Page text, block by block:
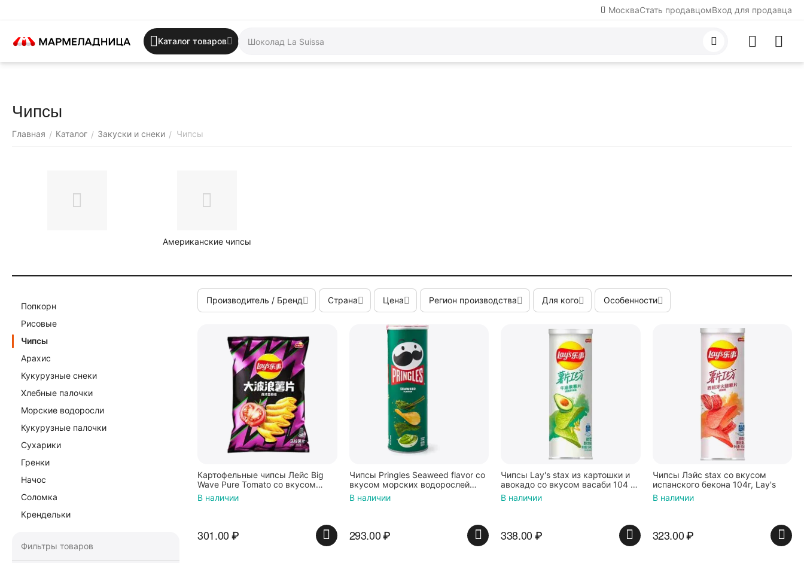
МоскваСтать продавцомВход для продавца
Каталог товаров
Чипсы
Главная / Каталог / Закуски и снеки / Чипсы
Американские чипсы
Производитель / Бренд Страна Цена Регион производства Для кого Особенности
Картофельные чипсы Лейс Big
Wave Pure Tomato со вкусом
томата (Китай) 70 г, Lay's
В наличии
301.00₽
Чипсы Pringles Seaweed flavor со
вкусом морских водорослей
нори и васаби 110г, Китай
В наличии
293.00₽
Чипсы Lay's stax из картошки и
авокадо со вкусом васаби 104 г,
Китай
В наличии
338.00₽
Чипсы Лэйс stax со вкусом
испанского бекона 104г, Lay's
В наличии
323.00₽
Попкорн
Рисовые
Чипсы
Арахис
Кукурузные снеки
Хлебные палочки
Морские водоросли
Кукурузные палочки
Сухарики
Гренки
Начос
Соломка
Крендельки
Фильтры товаров